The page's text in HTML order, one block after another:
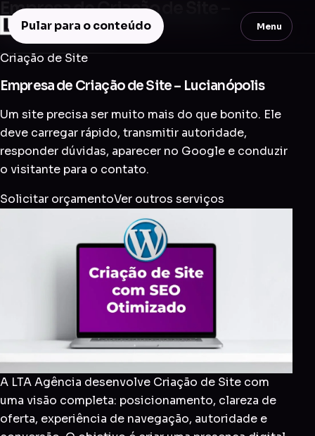
Pular para o conteúdo Menu
Empresa de Criação de Site –
Lucianópolis
Criação de Site
Empresa de Criação de Site – Lucianópolis
Um site precisa ser muito mais do que bonito. Ele
deve carregar rápido, transmitir autoridade,
responder dúvidas, aparecer no Google e conduzir
o visitante para o contato.
Solicitar orçamentoVer outros serviços
A LTA Agência desenvolve Criação de Site com
uma visão completa: posicionamento, clareza de
oferta, experiência de navegação, autoridade e